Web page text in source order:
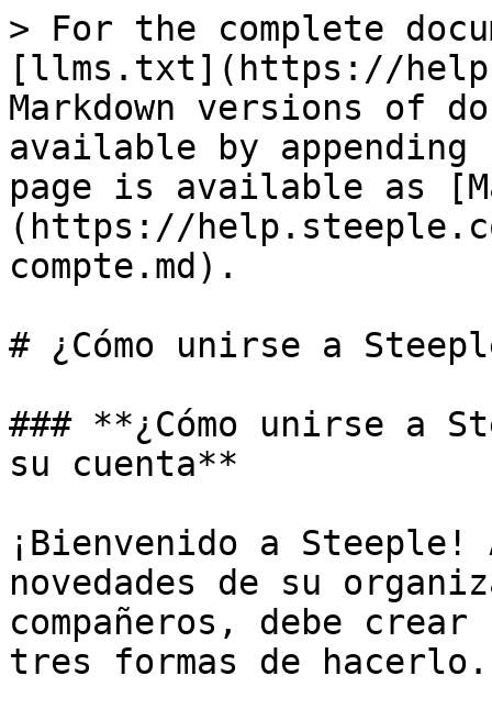
> For the complete
[llms.txt](https://
Markdown versions of
available by
page is available as
(https://
compte.md).
# ¿Cómo unirse a
### **¿Cómo unirse a
su cuenta**
¡Bienvenido a
novedades de su
compañeros, debe
tres formas de hacerlo.